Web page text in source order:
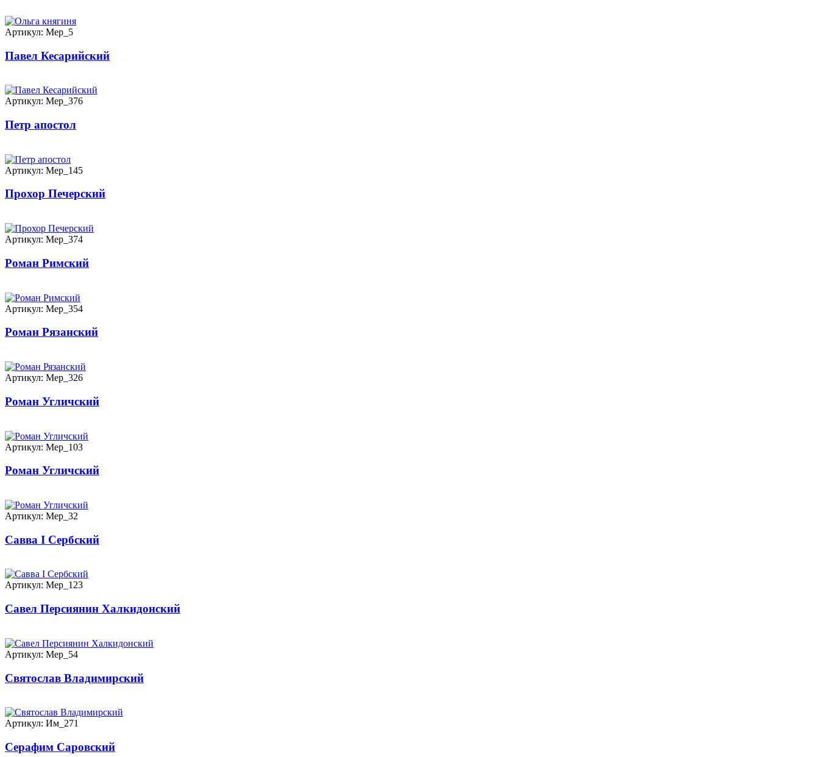
Артикул: Мер_5
Павел Кесарийский
Артикул: Мер_376
Петр апостол
Артикул: Мер_145
Прохор Печерский
Артикул: Мер_374
Роман Римский
Артикул: Мер_354
Роман Рязанский
Артикул: Мер_326
Роман Угличский
Артикул: Мер_103
Роман Угличский
Артикул: Мер_32
Савва I Сербский
Артикул: Мер_123
Савел Персиянин Халкидонский
Артикул: Мер_54
Святослав Владимирский
Артикул: Им_271
Серафим Саровский